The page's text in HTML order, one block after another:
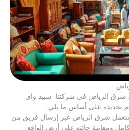
شرق الرياض في شركتنا سبيد واي
تحديده على أساس ما يلي:
شرق الرياض عبر إرسال فريق من
ومعاينة حالته على أرض الواقع.